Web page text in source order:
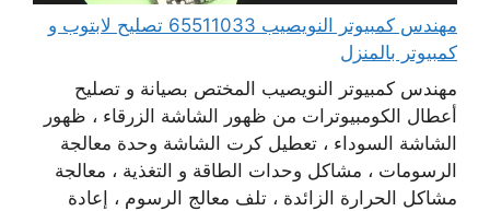
مهندس كمبيوتر النويصيب 65511033 تصليح لابتوب و
كمبيوتر بالمنزل
مهندس كمبيوتر النويصيب المختص بصيانة و تصليح
أعطال الكومبيوترات من ظهور الشاشة الزرقاء ، ظهور
الشاشة السوداء ، تعطيل كرت الشاشة وحدة معالجة
الرسومات ، مشاكل وحدات الطاقة و التغذية ، معالجة
مشاكل الحرارة الزائدة ، تلف معالج الرسوم ، إعادة